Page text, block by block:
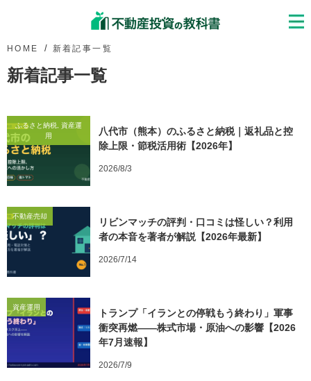
HOME 新着記事一覧
新着記事一覧
ふるさと納税, 資産運
用
八代市（熊本）のふるさと納税｜返礼品と控
除上限・節税活用術【2026年】
2026/8/3
不動産売却
リビンマッチの評判・口コミは怪しい？利用
者の本音を著者が解説【2026年最新】
2026/7/14
資産運用
トランプ「イランとの停戦もう終わり」軍事
衝突再燃——株式市場・原油への影響【2026
年7月速報】
2026/7/9